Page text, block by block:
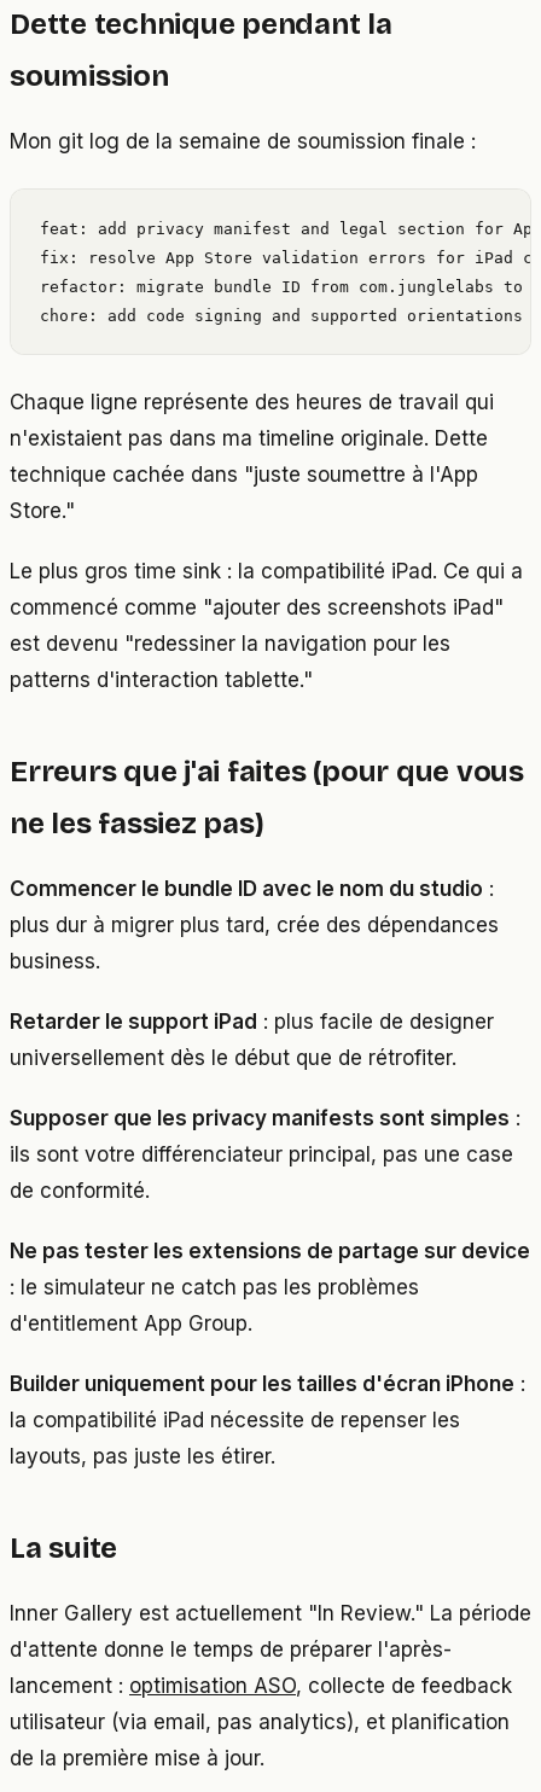
Dette technique pendant la
soumission
Mon git log de la semaine de soumission finale :
feat: add privacy manifest and legal section for App
fix: resolve App Store validation errors for iPad
refactor: migrate bundle ID from com.junglelabs to
chore: add code signing and supported orientations
Chaque ligne représente des heures de travail qui
n'existaient pas dans ma timeline originale. Dette
technique cachée dans "juste soumettre à l'App
Store."
Le plus gros time sink : la compatibilité iPad. Ce qui a
commencé comme "ajouter des screenshots iPad"
est devenu "redessiner la navigation pour les
patterns d'interaction tablette."
Erreurs que j'ai faites (pour que vous
ne les fassiez pas)
Commencer le bundle ID avec le nom du studio :
plus dur à migrer plus tard, crée des dépendances
business.
Retarder le support iPad : plus facile de designer
universellement dès le début que de rétrofiter.
Supposer que les privacy manifests sont simples :
ils sont votre différenciateur principal, pas une case
de conformité.
Ne pas tester les extensions de partage sur device
: le simulateur ne catch pas les problèmes
d'entitlement App Group.
Builder uniquement pour les tailles d'écran iPhone :
la compatibilité iPad nécessite de repenser les
layouts, pas juste les étirer.
La suite
Inner Gallery est actuellement "In Review." La période
d'attente donne le temps de préparer l'après-
lancement : optimisation ASO, collecte de feedback
utilisateur (via email, pas analytics), et planification
de la première mise à jour.